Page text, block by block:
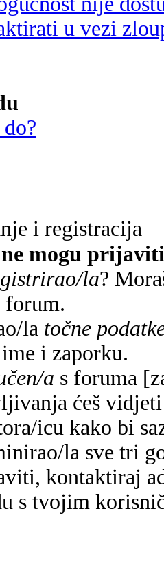
u vezi
i registracija
ne mogu
la?
la točne
i zaporku.
a s foruma
ćeš
icu kako bi
la sve tri
kontaktiraj
s tvojim